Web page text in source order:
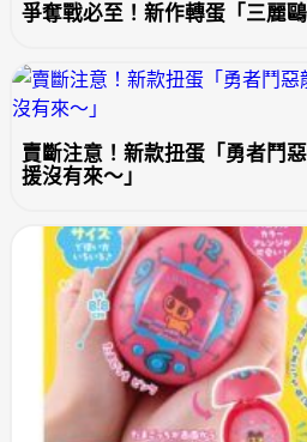
爭奪戰必至！新作轉蛋「三麗
賣斷注意！新款扭蛋「勇者鬥
援沒有來～」